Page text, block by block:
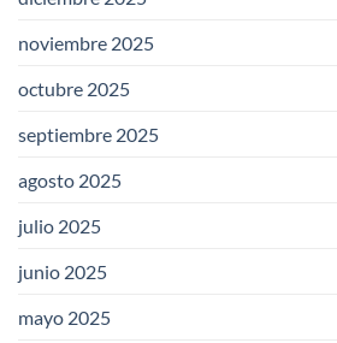
noviembre 2025
octubre 2025
septiembre 2025
agosto 2025
julio 2025
junio 2025
mayo 2025